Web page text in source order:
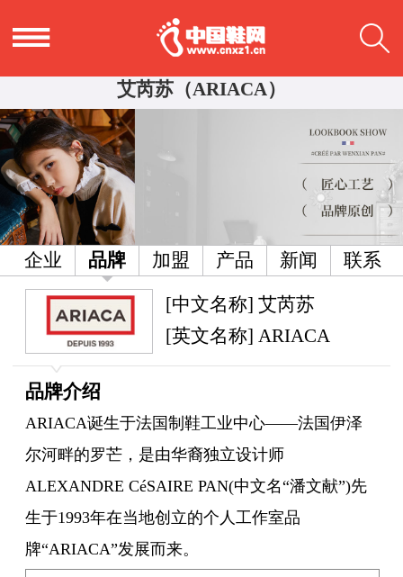
艾芮苏（ARIACA）
企业 品牌 加盟 产品 新闻 联系
[中文名称] 艾芮苏
[英文名称] ARIACA
品牌介绍
ARIACA诞生于法国制鞋工业中心——法国伊泽
尔河畔的罗芒，是由华裔独立设计师
ALEXANDRE CéSAIRE PAN(中文名“潘文献”)先
生于1993年在当地创立的个人工作室品
牌“ARIACA”发展而来。